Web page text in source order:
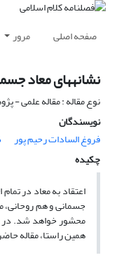
صفحه اصلی مرور
نشانه‏های معاد
نوع مقاله : مقاله علمی -
نویسندگان
فروغ ‏السادات رحیم‏ پور
چکیده
اعتقاد به معاد در
جسمانی و هم روحانی،
محشور خواهد شد. در
همین راستا، مقاله